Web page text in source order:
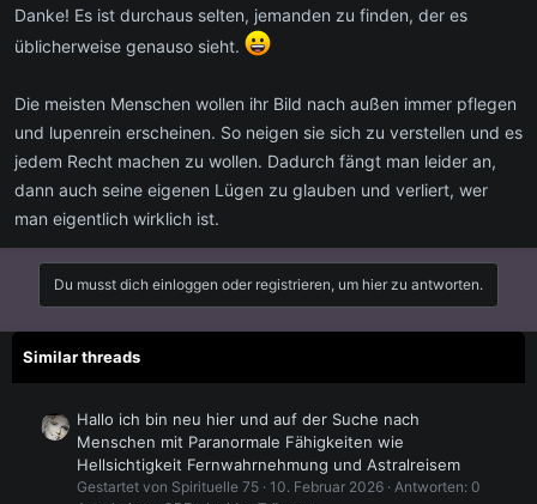
sucht sich Selbiges den Weg in unser Leben..
Was die Negativtendenz in unserem Leben angeht.. kann ich aber
meine Vergangenheit.. Kindheit, Erziehung und vor allem die
Glaubenssätze unter die Lupe nehme und transformiere.
Das ist der Schlüssel...
Danke! Es ist durchaus selten, jemanden zu finden, der es
üblicherweise genauso sieht.
Die meisten Menschen wollen ihr Bild nach außen immer pflegen
und lupenrein erscheinen. So neigen sie sich zu verstellen und es
jedem Recht machen zu wollen. Dadurch fängt man leider an,
dann auch seine eigenen Lügen zu glauben und verliert, wer
man eigentlich wirklich ist.
Du musst dich einloggen oder registrieren, um hier zu antworten.
Similar threads
Hallo ich bin neu hier und auf der Suche nach
Menschen mit Paranormale Fähigkeiten wie
Hellsichtigkeit Fernwahrnehmung und Astralreisem
Gestartet von Spirituelle 75 10. Februar 2026 Antworten: 0